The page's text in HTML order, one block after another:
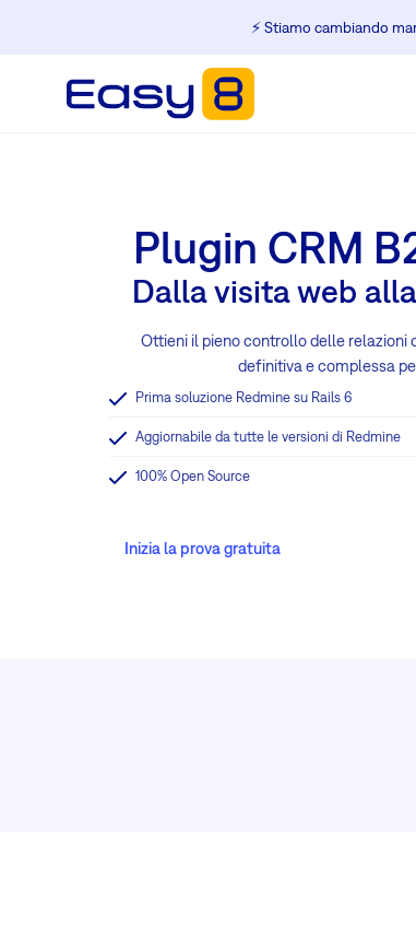
⚡️ Stiamo cambiando
Plugin CRM
Dalla visita web
Ottieni il pieno controllo delle relazioni
definitiva e complessa
Prima soluzione Redmine su Rails 6
Aggiornabile da tutte le versioni di Redmine
100% Open Source
Inizia la prova gratuita